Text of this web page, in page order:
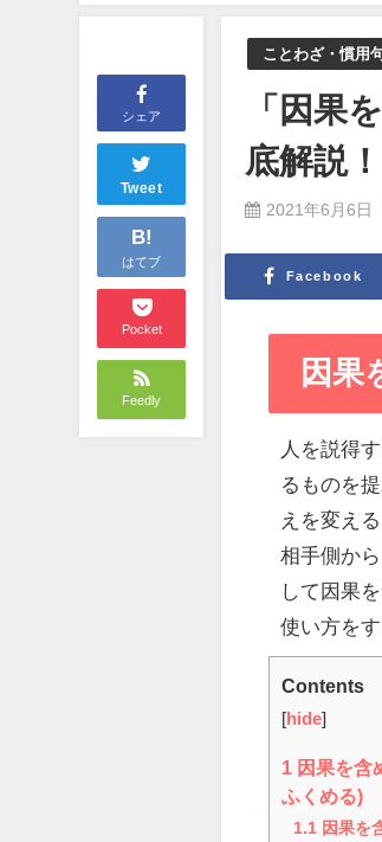
シェア
Tweet
B!
はてブ
Pocket
Feedly
ことわざ・慣用
「因果
底解説！
2021年6月6日
Facebook
因果
人を説得
るものを
えを変え
相手側か
して因果
使い方を
Contents
[ hide]
1
因果を含
ふくめる)
1.1 因果を